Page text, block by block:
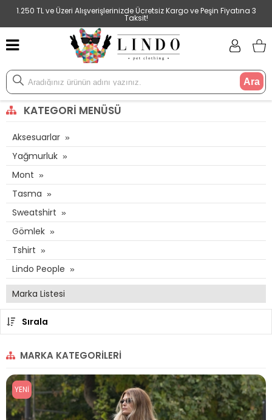
1.250 TL ve Üzeri Alışverişlerinizde Ücretsiz Kargo ve Peşin Fiyatına 3
Taksit!
Ara
KATEGORI MENÜSÜ
Aksesuarlar
Yağmurluk
Mont
Tasma
Sweatshirt
Gömlek
Tshirt
Lindo People
Marka Listesi
Sırala
MARKA KATEGORILERI
YENI